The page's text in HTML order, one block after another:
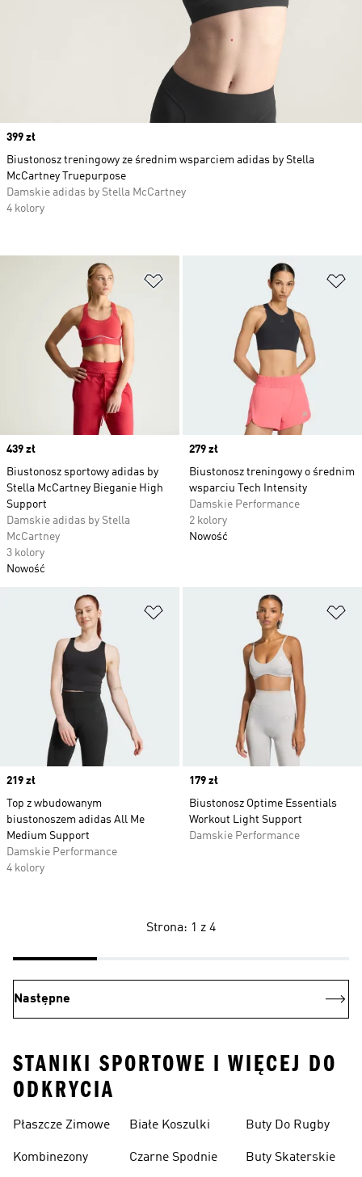
Dodaj do listy życzeń
Price
439 zł
Biustonosz sportowy adidas by
Stella McCartney Bieganie High
Support
Damskie adidas by Stella
McCartney
3 kolory
Nowość
Price
279 zł
Biustonosz treningowy o średnim
wsparciu Tech Intensity
Damskie Performance
2 kolory
Nowość
Dodaj do listy życzeń
Price
219 zł
Top z wbudowanym
biustonoszem adidas All Me
Medium Support
Damskie Performance
4 kolory
Price
179 zł
Biustonosz Optime Essentials
Workout Light Support
Damskie Performance
Price
399 zł
Biustonosz treningowy ze średnim wsparciem adidas by Stella
McCartney Truepurpose
Damskie adidas by Stella McCartney
4 kolory
Strona: 1 z 4
Następne
STANIKI SPORTOWE I WIĘCEJ DO
ODKRYCIA
Płaszcze Zimowe
Kombinezony
Białe Koszulki
Czarne Spodnie
Buty Do Rugby
Buty Skaterskie